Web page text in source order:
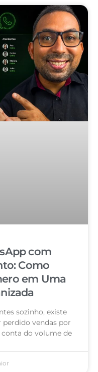
com
Como
em Uma
sozinho, existe
perdido vendas por
do volume de